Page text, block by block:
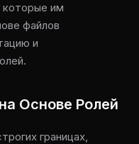
которые им
файлов
и
Основе Ролей
границах,